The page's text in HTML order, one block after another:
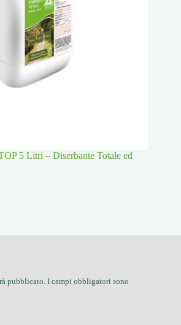
5 Litri – Diserbante Totale ed
pubblicato. I campi obbligatori sono